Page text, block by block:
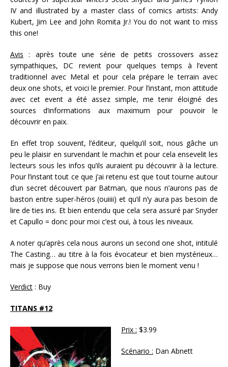
IV and illustrated by a master class of comics artists: Andy
Kubert, Jim Lee and John Romita Jr.! You do not want to miss
this one!
Avis : après toute une série de petits crossovers assez
sympathiques, DC revient pour quelques temps à l’event
traditionnel avec Metal et pour cela prépare le terrain avec
deux one shots, et voici le premier. Pour l’instant, mon attitude
avec cet event a été assez simple, me tenir éloigné des
sources d’informations aux maximum pour pouvoir le
découvrir en paix.
En effet trop souvent, l’éditeur, quelqu’il soit, nous gâche un
peu le plaisir en survendant le machin et pour cela ensevelit les
lecteurs sous les infos qu’ils auraient pu découvrir à la lecture.
Pour l’instant tout ce que j’ai retenu est que tout tourne autour
d’un secret découvert par Batman, que nous n’aurons pas de
baston entre super-héros (ouiiii) et qu’il n’y aura pas besoin de
lire de ties ins. Et bien entendu que cela sera assuré par Snyder
et Capullo = donc pour moi c’est oui, à tous les niveaux.
A noter qu’après cela nous aurons un second one shot, intitulé
The Casting… au titre à la fois évocateur et bien mystérieux…
mais je suppose que nous verrons bien le moment venu !
Verdict : Buy
TITANS #12
Prix : $3.99
Scénario : Dan Abnett